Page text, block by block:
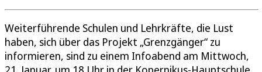
Weiterführende Schulen und Lehrkräfte, die Lust
haben, sich über das Projekt „Grenzgänger“ zu
informieren, sind zu einem Infoabend am Mittwoch,